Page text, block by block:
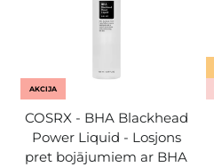
AKCIJA
COSRX - BHA Blackhead
Power Liquid - Losjons
pret bojājumiem ar BHA